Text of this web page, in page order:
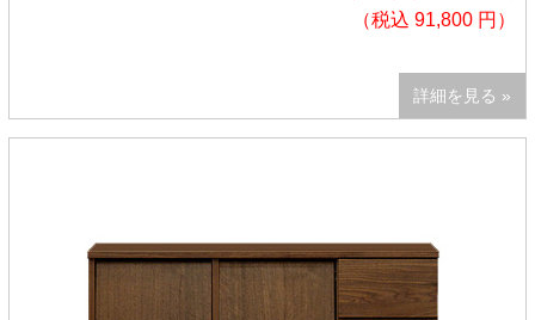
（税込 91,800 円）
詳細を見る »